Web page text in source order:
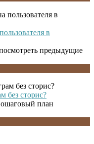
в
предыдущие
без сторис?
план